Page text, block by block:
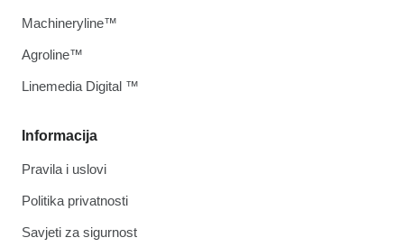
Informacija
Pravila i uslovi
Politika privatnosti
Savjeti za sigurnost
Machineryline™
Agroline™
Linemedia Digital ™